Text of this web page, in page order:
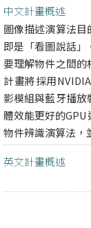
中文計畫概述
圖像描述演算法
即是「看圖說話
要理解物件之間的
計畫將採用
影模組與藍牙播
體效能更好的
物件辨識演算法，
英文計畫概述